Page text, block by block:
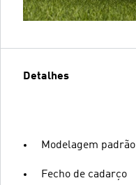
Detalhes
Modelagem padrão
Fecho de cadarço